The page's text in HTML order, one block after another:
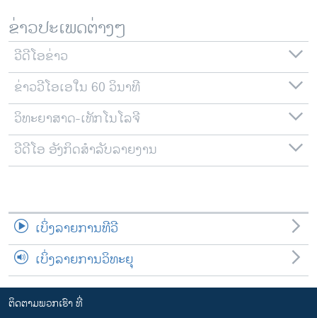
ລາຍການກະຈາຍສຽງ
ລາຍງານ
ຕິດຕາມພວກເຮົາ ທີ່
ພາສາຕ່າງໆ
ຂ່າວປະເພດຕ່າງໆ
ວີດີໂອຂ່າວ
ຂ່າວວີໂອເອໃນ 60 ວິນາທີ
ວິທະຍາສາດ-ເທັກໂນໂລຈີ
ວີດີໂອ ອັງກິດສຳລັບລາຍງານ
ເບິ່ງລາຍການທີວີ
ເບິ່ງລາຍການວິທະຍຸ
ຕິດຕາມພວກເຮົາ ທີ່